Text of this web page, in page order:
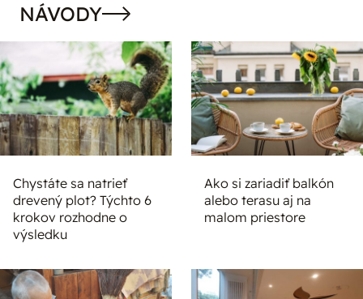
NÁVODY
Chystáte sa natrieť
drevený plot? Týchto 6
krokov rozhodne o
výsledku
Ako si zariadiť balkón
alebo terasu aj na
malom priestore